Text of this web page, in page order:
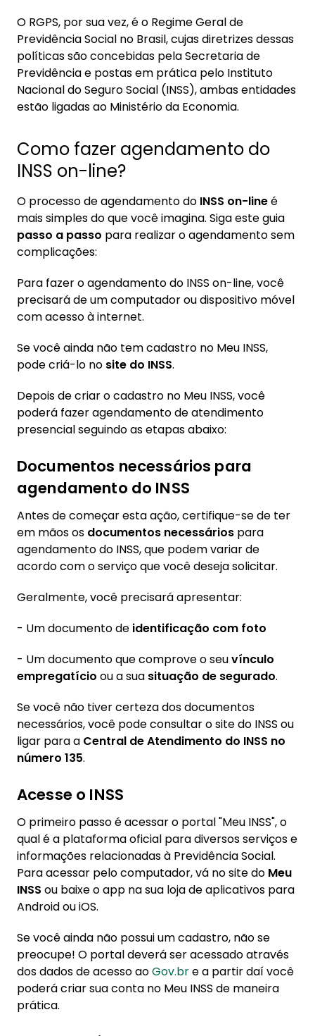
O RGPS, por sua vez, é o Regime Geral de
Previdência Social no Brasil, cujas diretrizes dessas
políticas são concebidas pela Secretaria de
Previdência e postas em prática pelo Instituto
Nacional do Seguro Social (INSS), ambas entidades
estão ligadas ao Ministério da Economia.
Como fazer agendamento do
INSS on-line?
O processo de agendamento do INSS on-lineé
mais simples do que você imagina. Siga este guia
passo a passo para realizar o agendamento sem
complicações:
Para fazer o agendamento do INSS on-line, você
precisará de um computador ou dispositivo móvel
com acesso à internet.
Se você ainda não tem cadastro no Meu INSS,
pode criá-lo no site do INSS.
Depois de criar o cadastro no Meu INSS, você
poderá fazer agendamento de atendimento
presencial seguindo as etapas abaixo:
Documentos necessários para
agendamento do INSS
Antes de começar esta ação, certifique-se de ter
em mãos os documentos necessários para
agendamento do INSS, que podem variar de
acordo com o serviço que você deseja solicitar.
Geralmente, você precisará apresentar:
- Um documento de identificação com foto
- Um documento que comprove o seuvínculo
empregatício ou a sua situação de segurado.
Se você não tiver certeza dos documentos
necessários, você pode consultar o site do INSS ou
ligar para a Central de Atendimento do INSS no
número 135.
Acesse o INSS
O primeiro passo é acessar o portal "Meu INSS", o
qual é a plataforma oficial para diversos serviços e
informações relacionadas à Previdência Social.
Para acessar pelo computador, vá no site do Meu
INSS ou baixe o app na sua loja de aplicativos para
Android ou iOS.
Se você ainda não possui um cadastro, não se
preocupe! O portal deverá ser acessado através
dos dados de acesso aoGov.bre a partir daí você
poderá criar sua conta no Meu INSS de maneira
prática.